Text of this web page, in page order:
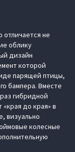
отличается не
облику
дизайн
которой
парящей птицы,
бампера. Вместе
гибридной
до края» в
визуально
колесные